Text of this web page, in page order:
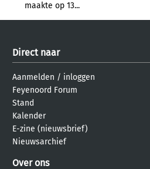
maakte op 13...
Direct naar
Aanmelden / inloggen
Feyenoord Forum
Stand
Kalender
E-zine (nieuwsbrief)
Nieuwsarchief
Over ons